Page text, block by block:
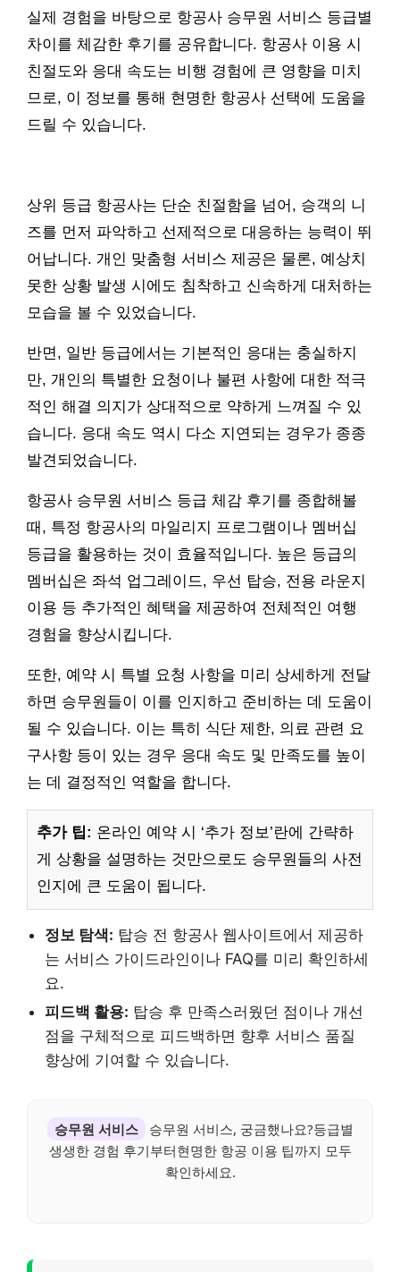
실제 경험을 바탕으로 항공사 승무원 서비스 등급별
차이를 체감한 후기를 공유합니다. 항공사 이용 시
친절도와 응대 속도는 비행 경험에 큰 영향을 미치
므로, 이 정보를 통해 현명한 항공사 선택에 도움을
드릴 수 있습니다.
상위 등급 항공사는 단순 친절함을 넘어, 승객의 니
즈를 먼저 파악하고 선제적으로 대응하는 능력이 뛰
어납니다. 개인 맞춤형 서비스 제공은 물론, 예상치
못한 상황 발생 시에도 침착하고 신속하게 대처하는
모습을 볼 수 있었습니다.
반면, 일반 등급에서는 기본적인 응대는 충실하지
만, 개인의 특별한 요청이나 불편 사항에 대한 적극
적인 해결 의지가 상대적으로 약하게 느껴질 수 있
습니다. 응대 속도 역시 다소 지연되는 경우가 종종
발견되었습니다.
항공사 승무원 서비스 등급 체감 후기를 종합해볼
때, 특정 항공사의 마일리지 프로그램이나 멤버십
등급을 활용하는 것이 효율적입니다. 높은 등급의
멤버십은 좌석 업그레이드, 우선 탑승, 전용 라운지
이용 등 추가적인 혜택을 제공하여 전체적인 여행
경험을 향상시킵니다.
또한, 예약 시 특별 요청 사항을 미리 상세하게 전달
하면 승무원들이 이를 인지하고 준비하는 데 도움이
될 수 있습니다. 이는 특히 식단 제한, 의료 관련 요
구사항 등이 있는 경우 응대 속도 및 만족도를 높이
는 데 결정적인 역할을 합니다.
추가 팁: 온라인 예약 시 ‘추가 정보’란에 간략하
게 상황을 설명하는 것만으로도 승무원들의 사전
인지에 큰 도움이 됩니다.
정보 탐색: 탑승 전 항공사 웹사이트에서 제공하
는 서비스 가이드라인이나 FAQ를 미리 확인하세
요.
피드백 활용: 탑승 후 만족스러웠던 점이나 개선
점을 구체적으로 피드백하면 향후 서비스 품질
향상에 기여할 수 있습니다.
승무원 서비스
승무원 서비스, 궁금했나요?등급별
생생한 경험 후기부터현명한 항공 이용 팁까지 모두
확인하세요.